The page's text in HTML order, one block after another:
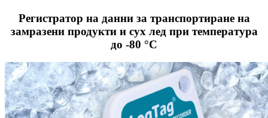
Регистратор на данни за транспортиране на
замразени продукти и сух лед при температура
до -80 °C